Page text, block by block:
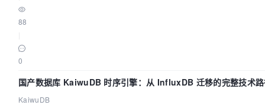
88
0
国产数据库 KaiwuDB 时序引擎：从 InfluxDB 迁移的完整技术
KaiwuDB